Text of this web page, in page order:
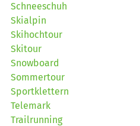
Schneeschuh
Skialpin
Skihochtour
Skitour
Snowboard
Sommertour
Sportklettern
Telemark
Trailrunning